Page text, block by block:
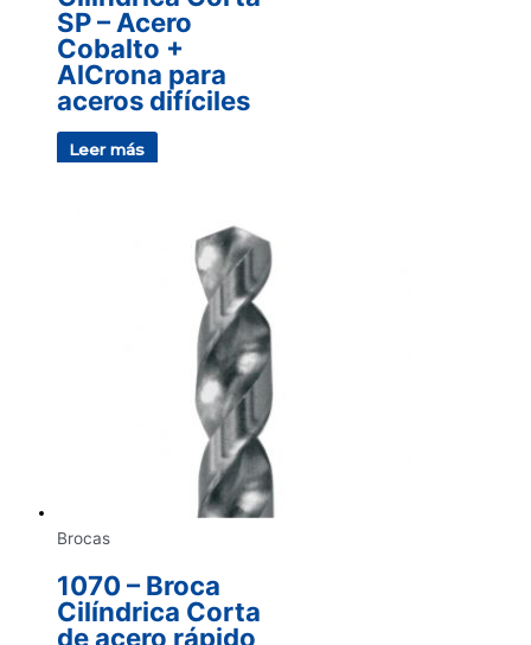
SP – Acero
Cobalto +
AlCrona para
aceros difíciles
Leer más
Brocas
1070 – Broca
Cilíndrica Corta
de acero rápido